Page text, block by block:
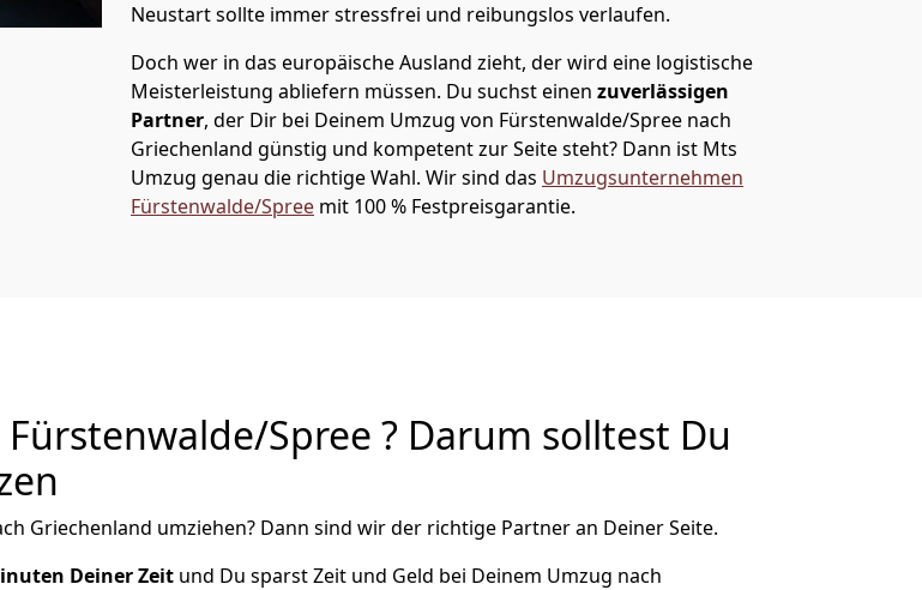
Neustart sollte immer stressfrei und reibungslos verlaufen.
Doch wer in das europäische Ausland zieht, der wird eine logistische
Meisterleistung abliefern müssen. Du suchst einen zuverlässigen
Partner, der Dir bei Deinem Umzug von Fürstenwalde/Spree nach
Griechenland günstig und kompetent zur Seite steht? Dann ist Mts
Umzug genau die richtige Wahl. Wir sind das Umzugsunternehmen
Fürstenwalde/Spree mit 100 % Festpreisgarantie.
Spree ? Darum solltest Du
Griechenland umziehen? Dann sind wir der richtige Partner an Deiner Seite.
Deiner Zeit und Du sparst Zeit und Geld bei Deinem Umzug nach